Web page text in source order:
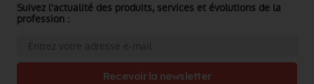
Suivez l'actualité des produits, services et évolutions de la
profession :
Recevoir la newsletter